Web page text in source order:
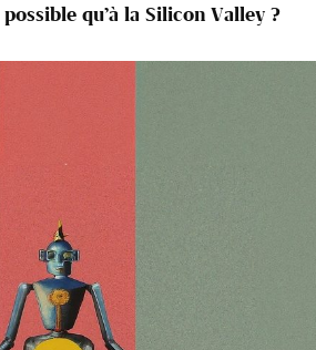
possible qu’à la Silicon Valley ?